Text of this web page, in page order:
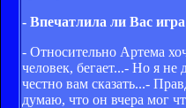
- Впечатлила ли Вас
- Относительно Артема
человек, бегает...- Но я
честно вам сказать...-
думаю, что он вчера мог